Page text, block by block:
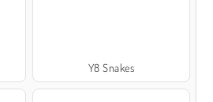
Y8 Snakes